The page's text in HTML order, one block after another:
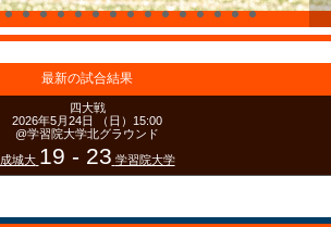
最新の試合結果
四大戦
2026年5月24日 （日）15:00
@学習院大学北グラウンド
成城大 19 - 23 学習院大学